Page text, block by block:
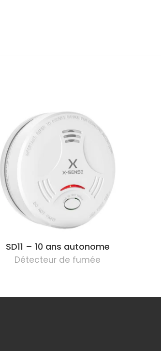
SD11 – 10 ans autonome
Détecteur de fumée